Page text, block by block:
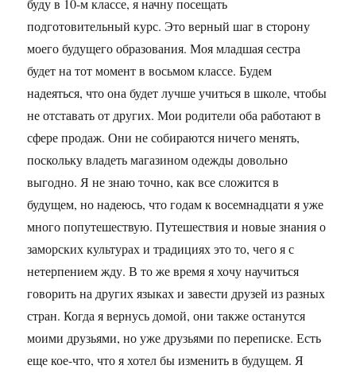
буду в 10-м классе, я начну посещать
подготовительный курс. Это верный шаг в сторону
моего будущего образования. Моя младшая сестра
будет на тот момент в восьмом классе. Будем
надеяться, что она будет лучше учиться в школе, чтобы
не отставать от других. Мои родители оба работают в
сфере продаж. Они не собираются ничего менять,
поскольку владеть магазином одежды довольно
выгодно. Я не знаю точно, как все сложится в
будущем, но надеюсь, что годам к восемнадцати я уже
много попутешествую. Путешествия и новые знания о
заморских культурах и традициях это то, чего я с
нетерпением жду. В то же время я хочу научиться
говорить на других языках и завести друзей из разных
стран. Когда я вернусь домой, они также останутся
моими друзьями, но уже друзьями по переписке. Есть
еще кое-что, что я хотел бы изменить в будущем. Я